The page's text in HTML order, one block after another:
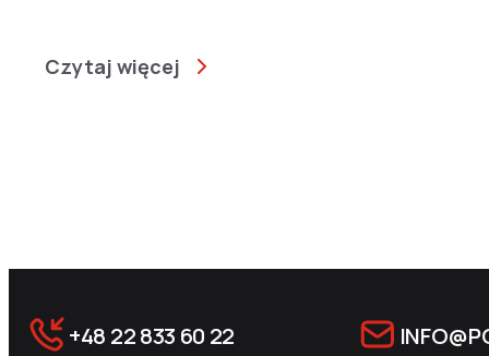
Czytaj więcej
+48 22 833 60 22